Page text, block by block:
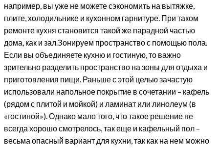
например, вы уже не можете сэкономить на вытяжке,
плите, холодильнике и кухонном гарнитуре. При таком
ремонте кухня становится такой же парадной частью
дома, как и зал.Зонируем пространство с помощью пола.
Если вы объединяете кухню и гостиную, то важно
зрительно разделить пространство на зоны для отдыха и
приготовления пищи. Раньше с этой целью зачастую
использовали напольное покрытие в сочетании – кафель
(рядом с плитой и мойкой) и ламинат или линолеум (в
«гостиной»). Однако мало того, что такое решение не
всегда хорошо смотрелось, так еще и кафельный пол –
весьма опасный вариант для кухни, так как на нем можно